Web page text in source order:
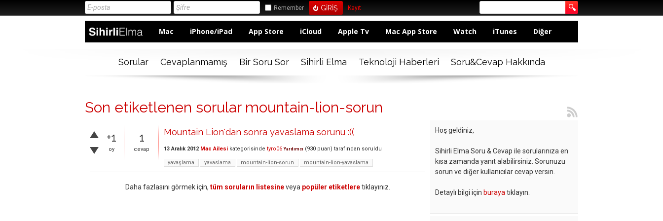
Remember Kayıt
Mac iPhone/iPad App Store iCloud Apple Tv Mac App Store Watch iTunes Diğer
Sorular Cevaplanmamış Bir Soru Sor Sihirli Elma Teknoloji Haberleri Soru&Cevap Hakkında
Son etiketlenen sorular mountain-lion-sorun
+1
oy
1
cevap
Mountain Lion'dan sonra yavaslama sorunu :((
13 Aralık 2012 Mac Ailesi kategorisinde tyro06 Yardımcı (930 puan) tarafından soruldu
yavaşlama yavaslama mountain-lion-sorun mountain-lion-yavaslama
Daha fazlasını görmek için, tüm soruların listesineveya popüler etiketleretıklayınız.
Hoş geldiniz,
Sihirli Elma Soru & Cevap ile sorularınıza en
kısa zamanda yanıt alabilirsiniz. Sorunuzu
sorun ve diğer kullanıcılar cevap versin.
Detaylı bilgi için buraya tıklayın.